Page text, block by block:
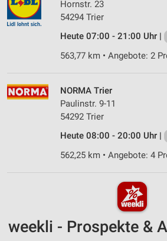
Hornstr. 23
54294 Trier
Heute 07:00 - 21:00 Uhr |
563,77 km • Angebote: 2
NORMA Trier
Paulinstr. 9-11
54292 Trier
Heute 08:00 - 20:00 Uhr |
562,25 km • Angebote: 4
weekli - Prospekte &